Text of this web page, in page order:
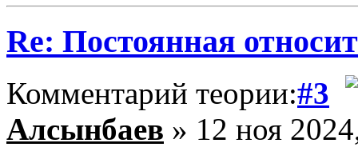
Re: Постоянная
Комментарий теории:#3
Алсынбаев » 12 ноя